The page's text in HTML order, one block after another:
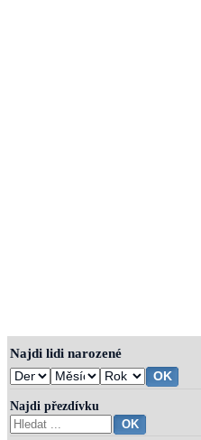
Najdi lidi narozené
Najdi přezdívku